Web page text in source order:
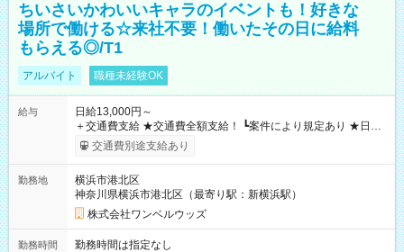
ちいさいかわいいキャラのイベントも！好きな
場所で働ける☆来社不要！働いたその日に給料
もらえる◎/T1
アルバイト 職種未経験OK
給与
日給13,000円～
＋交通費支給 ★交通費全額支給！ ┗案件により規定あり ★日払
いOK！（規定あり） ┗働いたその日に現金GET♪ お仕事後はコ
ンビニATMから 日払い分を引き落とせます！ 【試用期間】試
交通費別途支給あり
勤務地
横浜市港北区
神奈川県横浜市港北区（最寄り駅：新横浜駅）
株式会社ワンベルウッズ
勤務時間
勤務時間は指定なし